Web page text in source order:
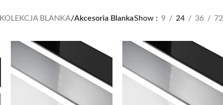
KOLEKCJA BLANKA/Akcesoria BlankaShow 9 24 36 72